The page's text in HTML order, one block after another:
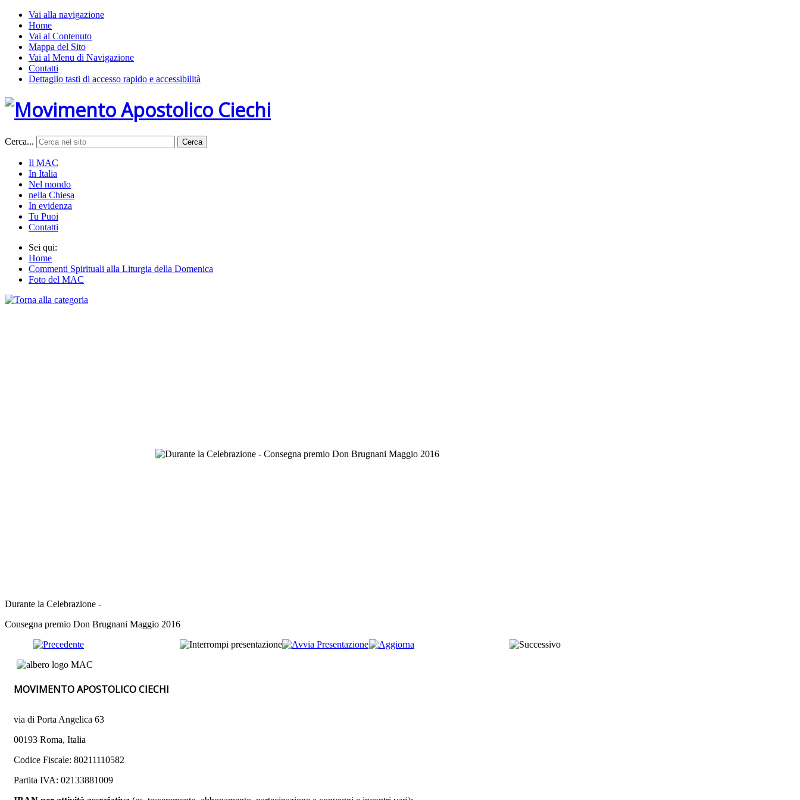
Vai alla navigazione
Home
Vai al Contenuto
Mappa del Sito
Vai al Menu di Navigazione
Contatti
Dettaglio tasti di accesso rapido e accessibilità
Cerca... Cerca
Il MAC
In Italia
Nel mondo
nella Chiesa
In evidenza
Tu Puoi
Contatti
Sei qui:
Home
Commenti Spirituali alla Liturgia della Domenica
Foto del MAC
Durante la Celebrazione -
Consegna premio Don Brugnani Maggio 2016
MOVIMENTO APOSTOLICO CIECHI
via di Porta Angelica 63
00193 Roma, Italia
Codice Fiscale: 80211110582
Partita IVA: 02133881009